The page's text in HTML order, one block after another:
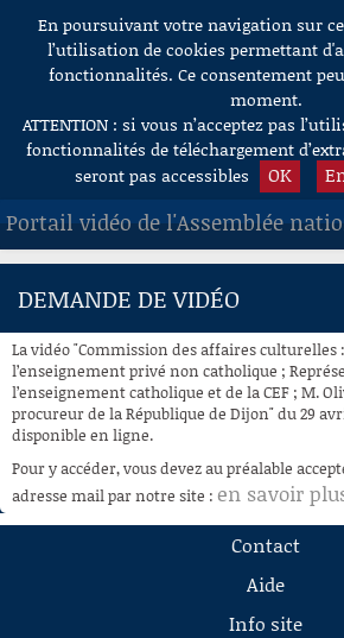
Aller au contenu
En poursuivant votre navigation sur
l’utilisation de cookies permettant
fonctionnalités. Ce consentement
moment.
ATTENTION : si vous n’acceptez pas
fonctionnalités de téléchargement
seront pas accessibles
OK
Portail vidéo de l'Assemblée
ACCUEIL
À LA DEMANDE
RECHERCHE
AIDE À LA DÉCOUPE
DE VIDÉOS
DEMANDE DE VIDÉO
La vidéo "Commission des affaires culturelles
l’enseignement privé non catholique ;
l’enseignement catholique et de la CEF ; M.
procureur de la République de Dijon" du 29
disponible en ligne.
Pour y accéder, vous devez au préalable
adresse mail par notre site : en savoir
Contact
Aide
Info site